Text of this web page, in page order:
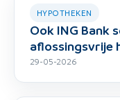
HYPOTHEKEN
Ook ING Bank
aflossingsvrije
29-05-2026